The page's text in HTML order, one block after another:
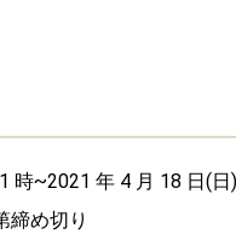
時~2021 年 4 月 18 日(日
締め切り